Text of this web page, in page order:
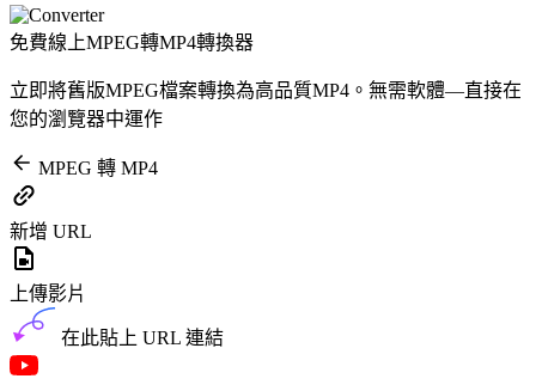
免費線上MPEG轉MP4轉換器
立即將舊版MPEG檔案轉換為高品質MP4。無需軟體—直接在
您的瀏覽器中運作
MPEG 轉 MP4
新增 URL
上傳影片
在此貼上 URL 連結